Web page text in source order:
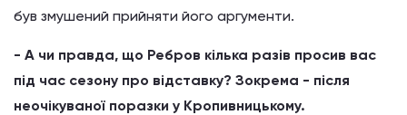
був змушений прийняти його аргументи.
- А чи правда, що Ребров кілька разів просив вас
під час сезону про відставку? Зокрема - після
неочікуваної поразки у Кропивницькому.